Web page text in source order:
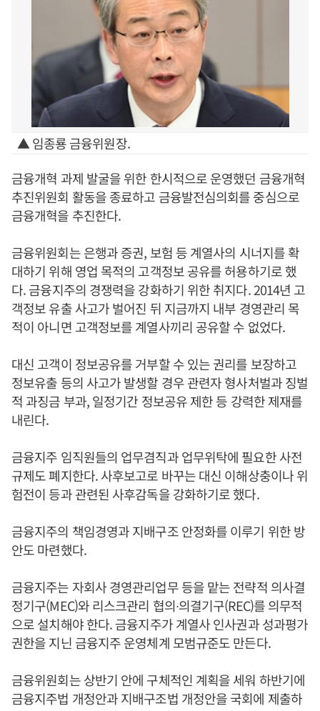
▲ 임종룡 금융위원장.
금융개혁 과제 발굴을 위한 한시적으로 운영했던 금융개혁
추진위원회 활동을 종료하고 금융발전심의회를 중심으로
금융개혁을 추진한다.
금융위원회는 은행과 증권, 보험 등 계열사의 시너지를 확
대하기 위해 영업 목적의 고객정보 공유를 허용하기로 했
다. 금융지주의 경쟁력을 강화하기 위한 취지다. 2014년 고
객정보 유출 사고가 벌어진 뒤 지금까지 내부 경영관리 목
적이 아니면 고객정보를 계열사끼리 공유할 수 없었다.
대신 고객이 정보공유를 거부할 수 있는 권리를 보장하고
정보유출 등의 사고가 발생할 경우 관련자 형사처벌과 징벌
적 과징금 부과, 일정기간 정보공유 제한 등 강력한 제재를
내린다.
금융지주 임직원들의 업무겸직과 업무위탁에 필요한 사전
규제도 폐지한다. 사후보고로 바꾸는 대신 이해상충이나 위
험전이 등과 관련된 사후감독을 강화하기로 했다.
금융지주의 책임경영과 지배구조 안정화를 이루기 위한 방
안도 마련했다.
금융지주는 자회사 경영관리업무 등을 맡는 전략적 의사결
정기구(MEC)와 리스크관리 협의∙의결기구(REC)를 의무적
으로 설치해야 한다. 금융지주가 계열사 인사권과 성과평가
권한을 지닌 금융지주 운영체계 모범규준도 만든다.
금융위원회는 상반기 안에 구체적인 계획을 세워 하반기에
금융지주법 개정안과 지배구조법 개정안을 국회에 제출하